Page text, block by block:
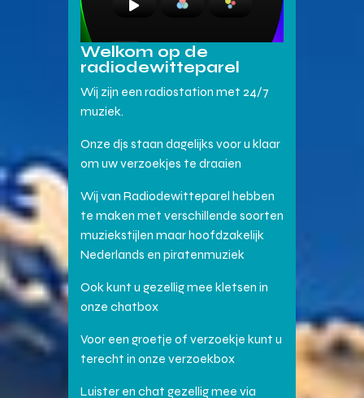
Welkom op de
radiodewitteparel
Wij zijn een radiostation met 24/7
muziek.
Onze djs staan dagelijks voor u klaar
om uw verzoekjes te draaien
Wij van Radiodewitteparel hebben
te maken met verschillende soorten
muziekstijlen maar hoofdzakelijk
Nederlands en piratenmuziek
Ook kunt u gezellig mee kletsen in
onze chatbox
Voor een groetje of verzoekje kunt u
terecht in onze verzoekbox
Luister en chat gezellig mee via